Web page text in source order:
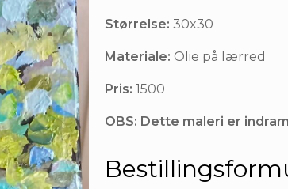
Størrelse: 30x30
Materiale: Olie på lærred
Pris: 1500
OBS: Dette maleri er